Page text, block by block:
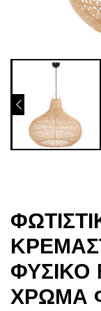
ΦΥΣΙΚΟ
ΧΡΩΜΑ